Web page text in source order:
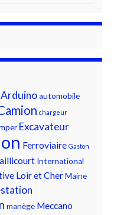
Arduinoautomobile
chargeur
Excavateur
Ferroviaire Gaston
International
Loir et CherMaine
manège Meccano